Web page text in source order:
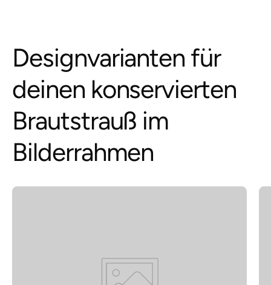
Designvarianten für
deinen konservierten
Brautstrauß im
Bilderrahmen